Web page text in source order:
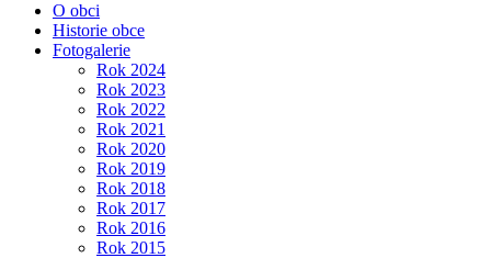
O obci
Historie obce
Fotogalerie
Rok 2024
Rok 2023
Rok 2022
Rok 2021
Rok 2020
Rok 2019
Rok 2018
Rok 2017
Rok 2016
Rok 2015